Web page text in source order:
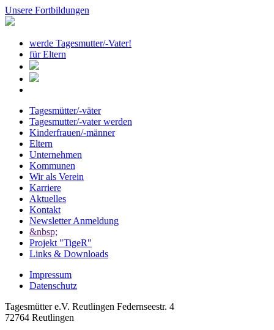
Unsere Fortbildungen
werde Tagesmutter/-Vater!
für Eltern
Tagesmütter/-väter
Tagesmutter/-vater werden
Kinderfrauen/-männer
Eltern
Unternehmen
Kommunen
Wir als Verein
Karriere
Aktuelles
Kontakt
Newsletter Anmeldung
&nbsp;
Projekt "TigeR"
Links & Downloads
Impressum
Datenschutz
Tagesmütter e.V. Reutlingen Federnseestr. 4
72764 Reutlingen